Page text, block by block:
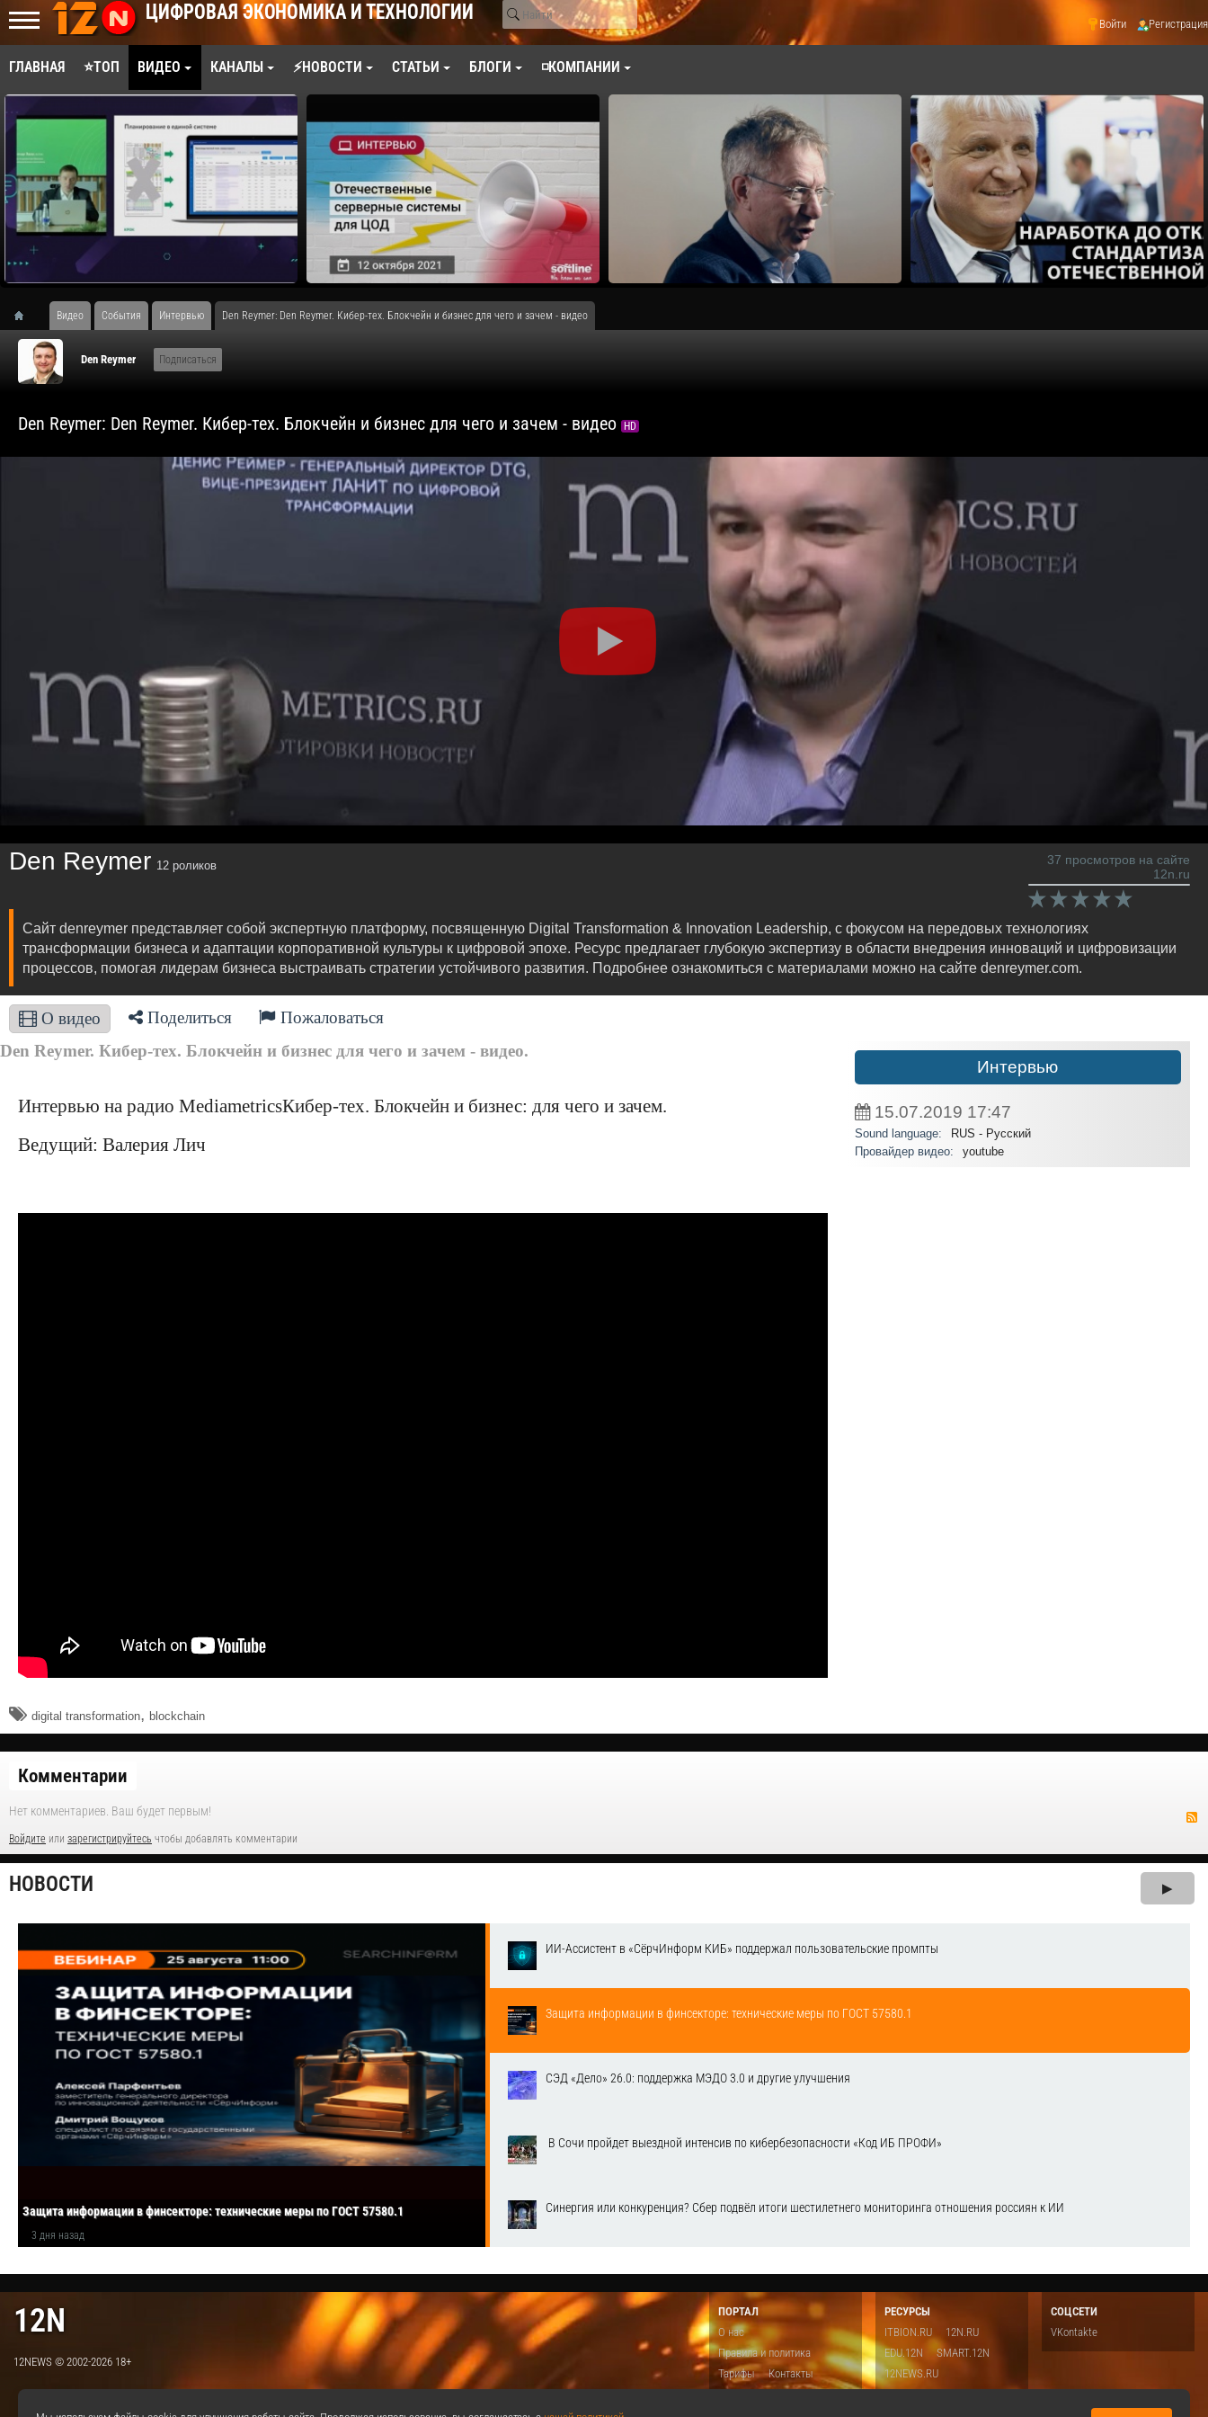
ЦИФРОВАЯ ЭКОНОМИКА И ТЕХНОЛОГИИ Войти Регистрация
ГЛАВНАЯ ⭐ТОП ВИДЕО КАНАЛЫ ⚡НОВОСТИ СТАТЬИ БЛОГИ ◽КОМПАНИИ
Видео События Интервью Den Reymer: Den Reymer. Кибер-тех. Блокчейн и бизнес для чего и зачем - видео
Den Reymer Подписаться
Den Reymer: Den Reymer. Кибер-тех. Блокчейн и бизнес для чего и зачем - видео HD
Den Reymer 12 роликов
37 просмотров на сайте
12n.ru
Сайт denreymer представляет собой экспертную платформу, посвященную Digital Transformation & Innovation Leadership, с фокусом на передовых технологиях
трансформации бизнеса и адаптации корпоративной культуры к цифровой эпохе. Ресурс предлагает глубокую экспертизу в области внедрения инноваций и цифровизации
процессов, помогая лидерам бизнеса выстраивать стратегии устойчивого развития. Подробнее ознакомиться с материалами можно на сайте denreymer.com.
О видео Поделиться
Пожаловаться
Den Reymer. Кибер-тех. Блокчейн и бизнес для чего и зачем - видео.
Интервью на радио MediametricsКибер-тех. Блокчейн и бизнес: для чего и зачем.
Ведущий: Валерия Лич
digital transformation, blockchain
Интервью
15.07.2019 17:47
Sound language:
RUS - Русский
Провайдер видео:
youtube
Комментарии
Нет комментариев. Ваш будет первым!
Войдите или зарегистрируйтесь чтобы добавлять комментарии
НОВОСТИ ▶
Защита информации в финсекторе: технические меры по ГОСТ 57580.1
3 дня назад
ИИ-Ассистент в «СёрчИнформ КИБ» поддержал пользовательские промпты
Защита информации в финсекторе: технические меры по ГОСТ 57580.1
СЭД «Дело» 26.0: поддержка МЭДО 3.0 и другие улучшения
​ В Сочи пройдет выездной интенсив по кибербезопасности «Код ИБ ПРОФИ»
Синергия или конкуренция? Сбер подвёл итоги шестилетнего мониторинга отношения россиян к ИИ
12N
12NEWS © 2002-2026 18+
ПОРТАЛ
О нас
Правила и политика
Тарифы
Контакты
РЕСУРСЫ
ITBION.RU
12N.RU
EDU.12N
SMART.12N
12NEWS.RU
СОЦСЕТИ
VKontakte